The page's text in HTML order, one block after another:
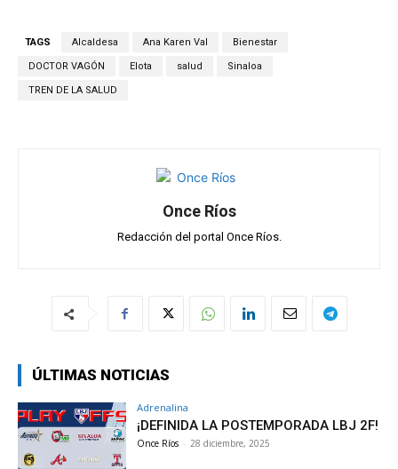
A
p
b
o
o
gr
p
ar
TAGS Alcaldesa Ana Karen Val Bienestar
DOCTOR VAGÓN Elota salud Sinaloa
TREN DE LA SALUD
Once Ríos
Redacción del portal Once Ríos.
ÚLTIMAS NOTICIAS
Adrenalina
¡DEFINIDA LA POSTEMPORADA LBJ 2F!
Once Ríos - 28 diciembre, 2025